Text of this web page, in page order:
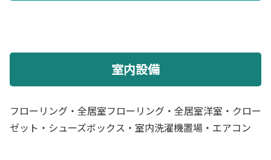
室内設備
フローリング・全居室フローリング・全居室洋室・クロー
ゼット・シューズボックス・室内洗濯機置場・エアコン